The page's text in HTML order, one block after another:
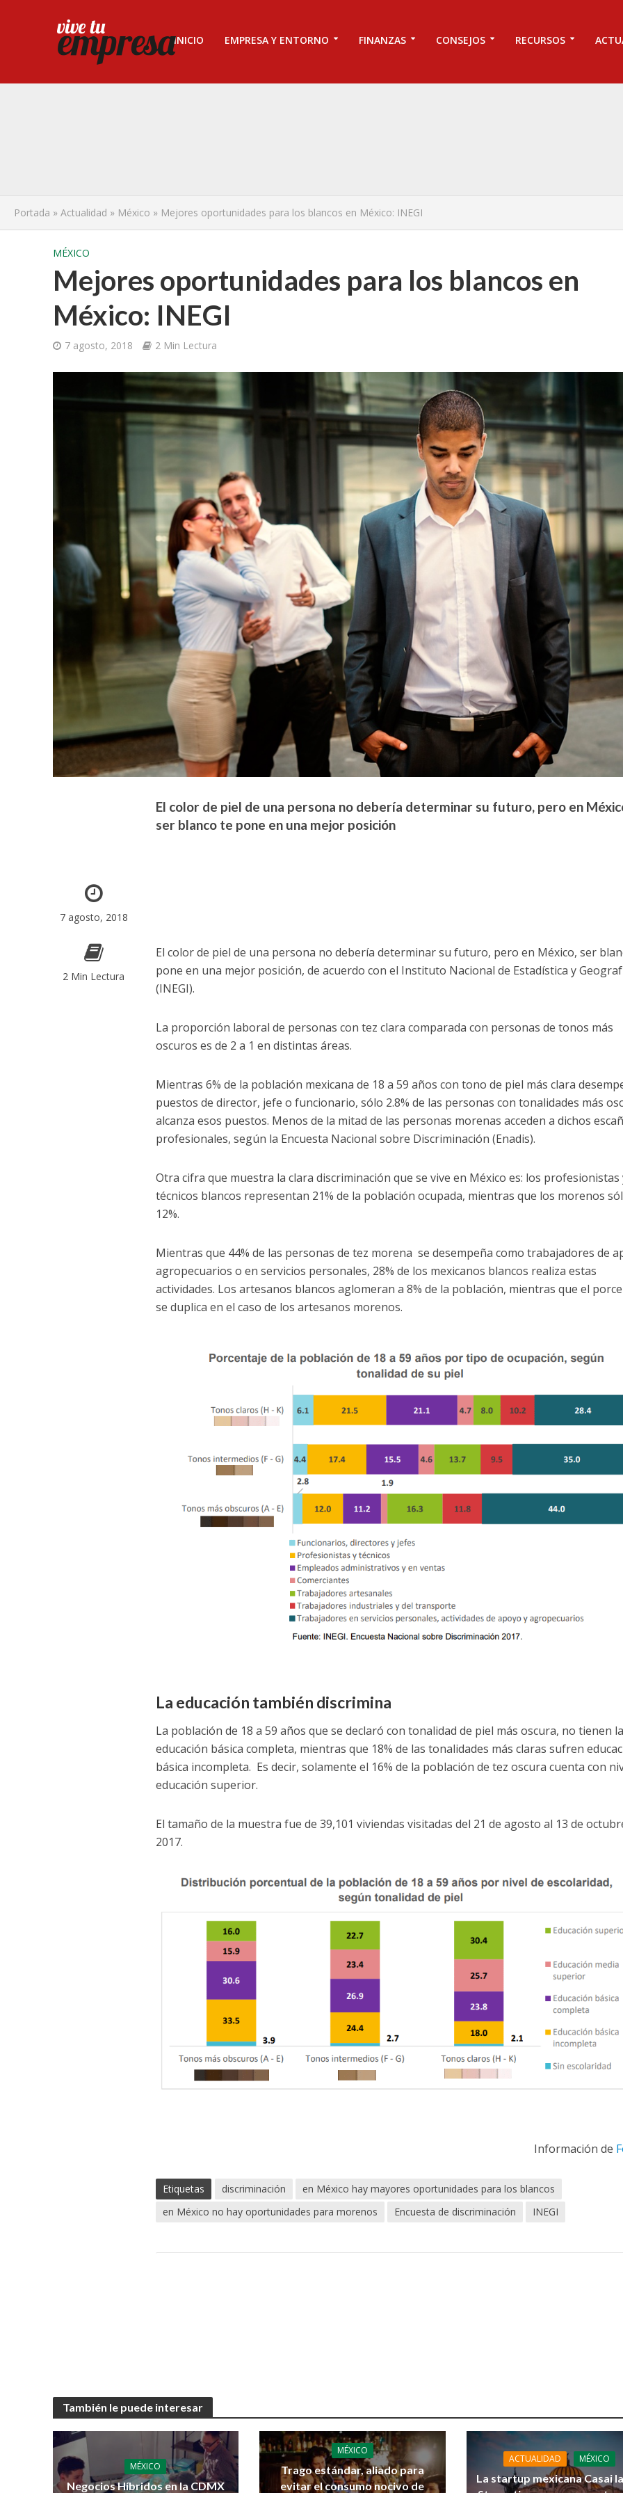
INICIO EMPRESA Y ENTORNO FINANZAS CONSEJOS RECURSOS
Portada » Actualidad » México » Mejores oportunidades para los blancos en México: INEGI
MÉXICO
Mejores oportunidades para los blancos en
México: INEGI
7 agosto, 2018 2 Min Lectura
7 agosto, 2018
2 Min Lectura
El color de piel de una persona no debería determinar su futuro, pero en
ser blanco te pone en una mejor posición
El color de piel de una persona no debería determinar su futuro, pero en México, ser
pone en una mejor posición, de acuerdo con el Instituto Nacional de Estadística y
(INEGI).
La proporción laboral de personas con tez clara comparada con personas de tonos más
oscuros es de 2 a 1 en distintas áreas.
Mientras 6% de la población mexicana de 18 a 59 años con tono de piel más clara
puestos de director, jefe o funcionario, sólo 2.8% de las personas con tonalidades más
alcanza esos puestos. Menos de la mitad de las personas morenas acceden a dichos
profesionales, según la Encuesta Nacional sobre Discriminación (Enadis).
Otra cifra que muestra la clara discriminación que se vive en México es: los profesionistas
técnicos blancos representan 21% de la población ocupada, mientras que los morenos
12%.
Mientras que 44% de las personas de tez morena se desempeña como trabajadores de
agropecuarios o en servicios personales, 28% de los mexicanos blancos realiza estas
actividades. Los artesanos blancos aglomeran a 8% de la población, mientras que el
se duplica en el caso de los artesanos morenos.
La educación también discrimina
La población de 18 a 59 años que se declaró con tonalidad de piel más oscura, no tienen
educación básica completa, mientras que 18% de las tonalidades más claras sufren
básica incompleta. Es decir, solamente el 16% de la población de tez oscura cuenta con
educación superior.
El tamaño de la muestra fue de 39,101 viviendas visitadas del 21 de agosto al 13 de
2017.
Información de
Etiquetas discriminación
en México hay mayores oportunidades para los blancos
en México no hay oportunidades para morenos
Encuesta de discriminación INEGI
También le puede interesar
MÉXICO
Negocios Híbridos en la CDMX
MÉXICO
Trago estándar, aliado para
evitar el consumo nocivo de
ACTUALIDAD MÉXICO
La startup mexicana Casai